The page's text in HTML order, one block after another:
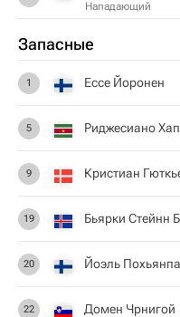
Нападающий
Запасные
1 Eссе Йоронен
5 Риджесиано
9 Кристиан
19 Бьярки Стейнн
20 Йоэль
22 Домен Чрнигой